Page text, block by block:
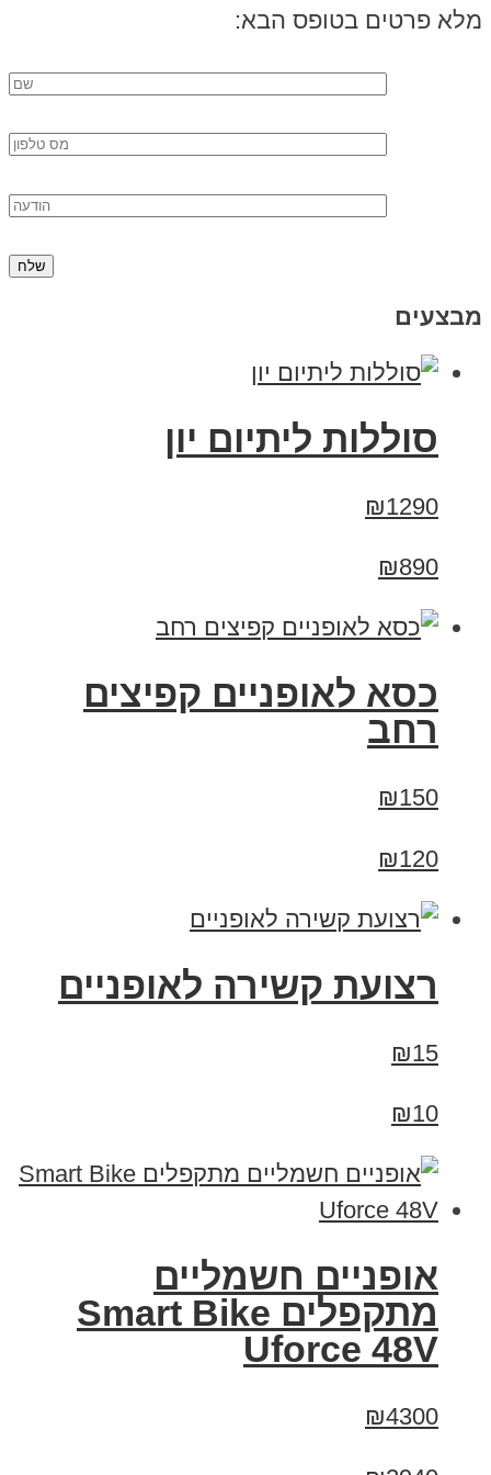
מלא פרטים בטופס הבא:
מבצעים
סוללות ליתיום יון
₪1290
₪890
כסא לאופניים קפיצים
רחב
₪150
₪120
רצועת קשירה לאופניים
₪15
₪10
אופניים חשמליים
מתקפלים Smart Bike
Uforce 48V
₪4300